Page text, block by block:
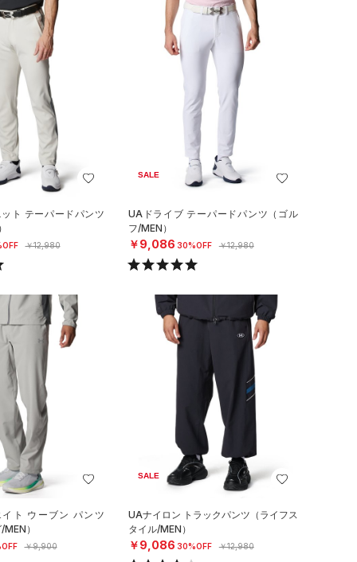
ト テーパードパンツ
￥12,980
SALE
UAドライブ テーパードパンツ（ゴル
フ/MEN）
￥9,086 30%OFF ￥12,980
ト ウーブン パンツ
）
￥9,900
SALE
UAナイロン トラックパンツ（ライフス
タイル/MEN）
￥9,086 30%OFF ￥12,980